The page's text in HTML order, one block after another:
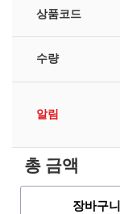
상품코드
수량
알림
총 금액
장바구니